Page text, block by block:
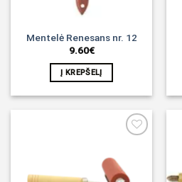
Mentelė Renesans nr. 12
9.60€
Į KREPŠELĮ
Noriu!